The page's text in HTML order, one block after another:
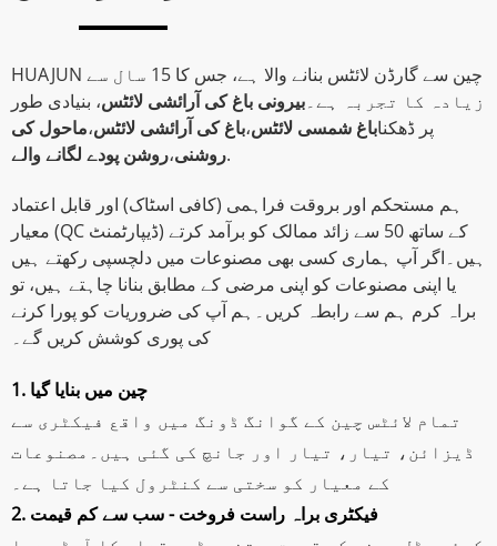
HUAJUN چین سے گارڈن لائٹس بنانے والا ہے، جس کا 15 سال سے
زیادہ کا تجربہ ہے۔بیرونی باغ کی آرائشی لائٹس، بنیادی طور
پر ڈھکناباغ شمسی لائٹس،باغ کی آرائشی لائٹس،ماحول کی
روشنی،روشن پودے لگانے والے .
ہم مستحکم اور بروقت فراہمی (کافی اسٹاک) اور قابل اعتماد
معیار (QC ڈیپارٹمنٹ) کے ساتھ 50 سے زائد ممالک کو برآمد کرتے
ہیں۔اگر آپ ہماری کسی بھی مصنوعات میں دلچسپی رکھتے ہیں
یا اپنی مصنوعات کو اپنی مرضی کے مطابق بنانا چاہتے ہیں، تو
براہ کرم ہم سے رابطہ کریں۔ہم آپ کی ضروریات کو پورا کرنے
کی پوری کوشش کریں گے۔
1. چین میں بنایا گیا
تمام لائٹس چین کے گوانگ ڈونگ میں واقع فیکٹری سے
ڈیزائن، تیار، تیار اور جانچ کی گئی ہیں۔مصنوعات
کے معیار کو سختی سے کنٹرول کیا جاتا ہے۔
2. فیکٹری براہ راست فروخت - سب سے کم قیمت